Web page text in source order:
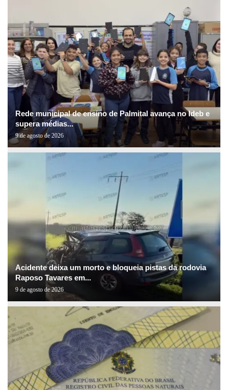
Rede municipal de ensino de Palmital avança no Ideb e
supera médias...
9 de agosto de 2026
Acidente deixa um morto e bloqueia pistas da rodovia
Raposo Tavares em...
9 de agosto de 2026